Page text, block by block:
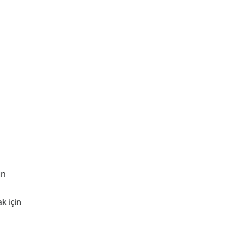
için